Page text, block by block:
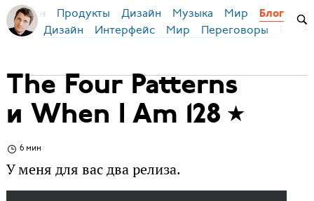
Бирман Продукты Дизайн Музыка Мир Блог
Дизайн Интерфейс Мир Переговоры
The Four Patterns
и When I Am 128
6 мин
У меня для вас два релиза.